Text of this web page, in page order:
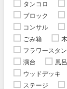
タンコロ
ブロック
コンサル
ごみ箱
フラワースタ
演台
風
ウッドデッキ
ステージ